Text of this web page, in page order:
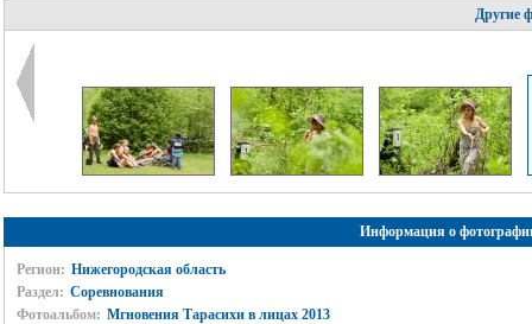
Другие
Информация о
Регион: Нижегородская область
Раздел: Соревнования
Фотоальбом: Мгновения Тарасихи в лицах 2013